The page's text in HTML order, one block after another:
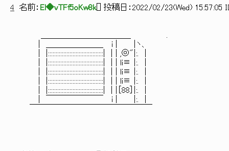
4 名前： El◆vTFf5oKw8k[ ] 投稿日： 2022/02/23(Wed) 15:57:05
| ＿＿＿＿＿＿＿ i | |ヽ、
| |::::::::::::::::::::::::::::::::::::| | | ,◎"|:. |
| |::::::::::::::::::::::::::::::::::::| | | li≡ |:. |
| |::::::::::::::::::::::::::::::::::::| | | li≡ |:. |
| |::::::::::::::::::::::::::::::::::::| | | li≡ |:. |
| |::::::::::::::::::::::::::::::::::::| | |［88］|:. |
| ￣￣￣￣￣￣￣ i | |:. |